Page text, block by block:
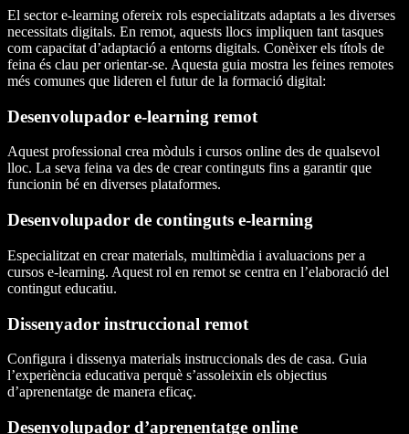
El sector e-learning ofereix rols especialitzats adaptats a les diverses
necessitats digitals. En remot, aquests llocs impliquen tant tasques
com capacitat d’adaptació a entorns digitals. Conèixer els títols de
feina és clau per orientar-se. Aquesta guia mostra les feines remotes
més comunes que lideren el futur de la formació digital:
Desenvolupador e-learning remot
Aquest professional crea mòduls i cursos online des de qualsevol
lloc. La seva feina va des de crear continguts fins a garantir que
funcionin bé en diverses plataformes.
Desenvolupador de continguts e-learning
Especialitzat en crear materials, multimèdia i avaluacions per a
cursos e-learning. Aquest rol en remot se centra en l’elaboració del
contingut educatiu.
Dissenyador instruccional remot
Configura i dissenya materials instruccionals des de casa. Guia
l’experiència educativa perquè s’assoleixin els objectius
d’aprenentatge de manera eficaç.
Desenvolupador d’aprenentatge online